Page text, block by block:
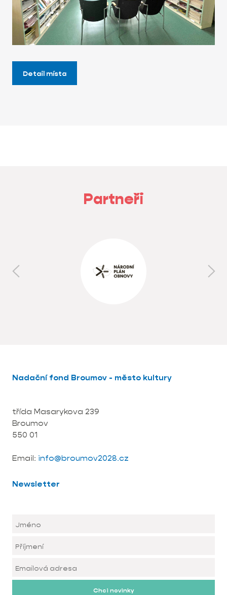
Detail místa
Partneři
Nadační fond Broumov - město kultury
třída Masarykova 239
Broumov
550 01
Email: info@broumov2028.cz
Newsletter
Chci novinky